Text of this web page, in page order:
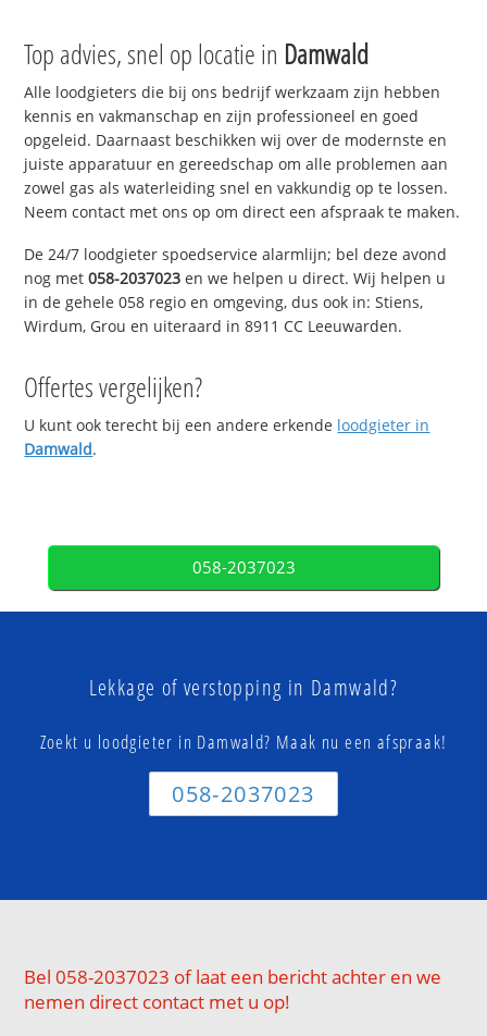
Top advies, snel op locatie in Damwald
Alle loodgieters die bij ons bedrijf werkzaam zijn hebben
kennis en vakmanschap en zijn professioneel en goed
opgeleid. Daarnaast beschikken wij over de modernste en
juiste apparatuur en gereedschap om alle problemen aan
zowel gas als waterleiding snel en vakkundig op te lossen.
Neem contact met ons op om direct een afspraak te maken.
De 24/7 loodgieter spoedservice alarmlijn; bel deze avond
nog met058-2037023 en we helpen u direct. Wij helpen u
in de gehele 058 regio en omgeving, dus ook in: Stiens,
Wirdum, Grou en uiteraard in 8911 CC Leeuwarden.
Offertes vergelijken?
U kunt ook terecht bij een andere erkende loodgieter in
Damwald.
058-2037023
Lekkage of verstopping in Damwald?
Zoekt u loodgieter in Damwald? Maak nu een afspraak!
058-2037023
Bel 058-2037023 of laat een bericht achter en we
nemen direct contact met u op!